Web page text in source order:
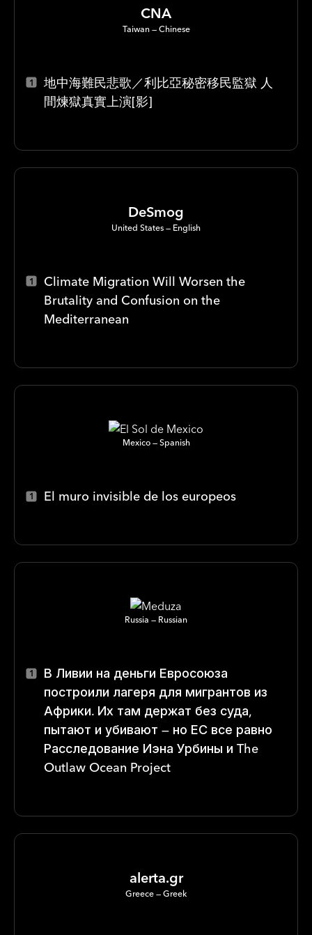
CNA
Taiwan Chinese
地中海難民悲歌／利比亞秘密移民監獄 人
間煉獄真實上演[影]
DeSmog
United States English
Climate Migration Will Worsen the
Brutality and Confusion on the
Mediterranean
Mexico Spanish
El muro invisible de los europeos
Russia Russian
В Ливии на деньги Евросоюза
построили лагеря для мигрантов из
Африки. Их там держат без суда,
пытают и убивают — но ЕС все равно
Расследование Иэна Урбины и The
Outlaw Ocean Project
alerta.gr
Greece Greek